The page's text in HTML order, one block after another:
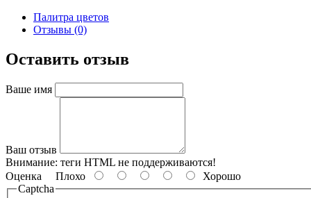
Палитра цветов
Отзывы (0)
Оставить отзыв
Ваше имя
Ваш отзыв
Внимание: теги HTML не поддерживаются!
Оценка Плохо
Хорошо
Captcha